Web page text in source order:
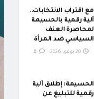
مع اقتراب الانتخابات..
آلية رقمية بالحسيمة
لمحاصرة العنف
السياسي ضد المرأة
الحسيمة: إطلاق آلية
رقمية للتبليغ عن